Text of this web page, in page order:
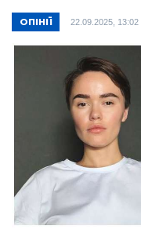
ОПІНІЇ 22.09.2025, 13:02